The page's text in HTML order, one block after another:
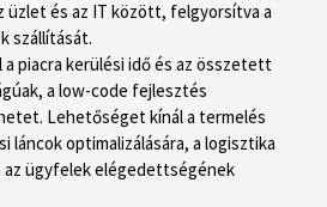
üzlet és az IT között, felgyorsítva a
szállítását.
a piacra kerülési idő és az összetett
a low-code fejlesztés
Lehetőséget kínál a termelés
láncok optimalizálására, a logisztika
az ügyfelek elégedettségének